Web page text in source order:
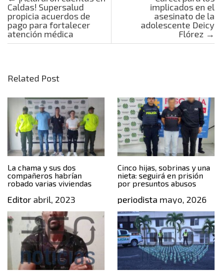
Caldas! Supersalud
propicia acuerdos de
pago para fortalecer
atención médica
implicados en el
asesinato de la
adolescente Deicy
Flórez →
Related Post
La chama y sus dos
compañeros habrían
robado varias viviendas
Editor abril, 2023
Cinco hijas, sobrinas y una
nieta: seguirá en prisión
por presuntos abusos
periodista mayo, 2026